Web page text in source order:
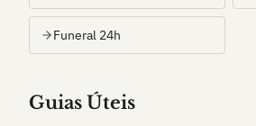
Funeral 24h
Guias Úteis